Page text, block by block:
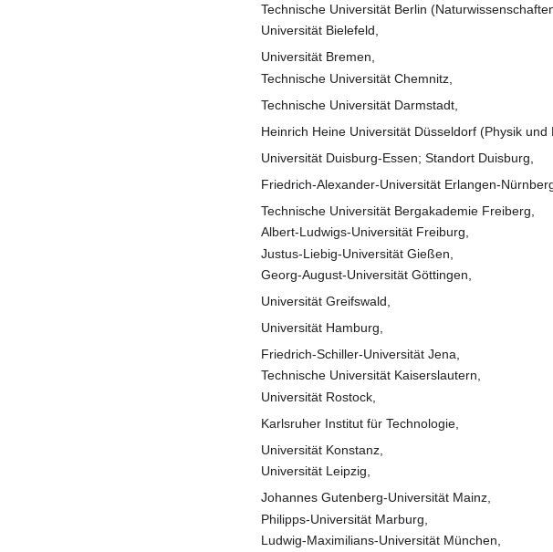
Technische Universität Berlin
Universität Bielefeld,
Universität Bremen,
Technische Universität Chemnitz,
Technische Universität Darmstadt,
Heinrich Heine Universität Düsseldorf (Physik und
Universität Duisburg-Essen; Standort Duisburg,
Friedrich-Alexander-Universität Erlangen-
Technische Universität Bergakademie Freiberg,
Albert-Ludwigs-Universität Freiburg,
Justus-Liebig-Universität Gießen,
Georg-August-Universität Göttingen,
Universität Greifswald,
Universität Hamburg,
Friedrich-Schiller-Universität Jena,
Technische Universität Kaiserslautern,
Universität Rostock,
Karlsruher Institut für Technologie,
Universität Konstanz,
Universität Leipzig,
Johannes Gutenberg-Universität Mainz,
Philipps-Universität Marburg,
Ludwig-Maximilians-Universität München,